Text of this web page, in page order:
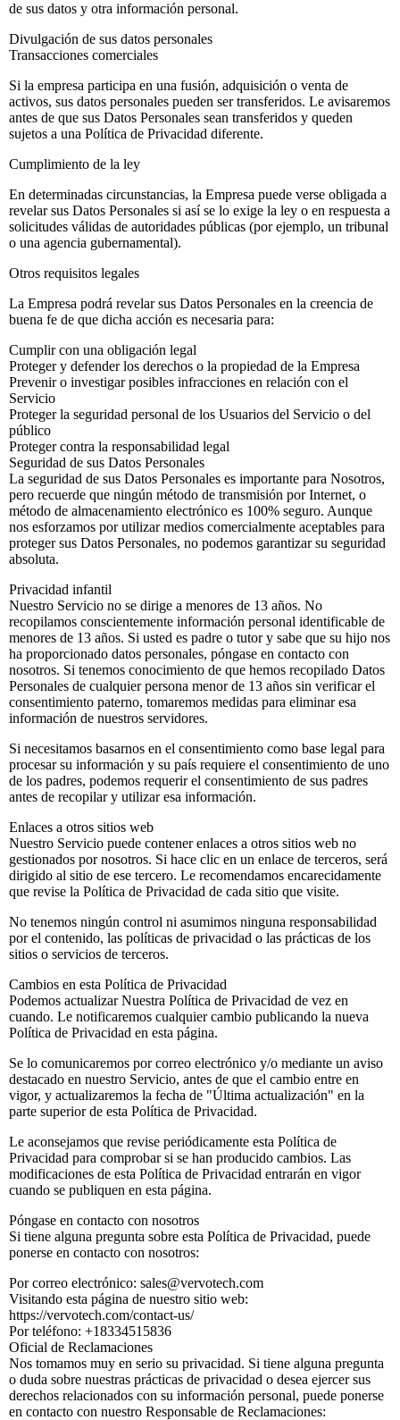
de sus datos y otra información personal.
Divulgación de sus datos personales
Transacciones comerciales
Si la empresa participa en una fusión, adquisición o venta de
activos, sus datos personales pueden ser transferidos. Le avisaremos
antes de que sus Datos Personales sean transferidos y queden
sujetos a una Política de Privacidad diferente.
Cumplimiento de la ley
En determinadas circunstancias, la Empresa puede verse obligada a
revelar sus Datos Personales si así se lo exige la ley o en respuesta a
solicitudes válidas de autoridades públicas (por ejemplo, un tribunal
o una agencia gubernamental).
Otros requisitos legales
La Empresa podrá revelar sus Datos Personales en la creencia de
buena fe de que dicha acción es necesaria para:
Cumplir con una obligación legal
Proteger y defender los derechos o la propiedad de la Empresa
Prevenir o investigar posibles infracciones en relación con el
Servicio
Proteger la seguridad personal de los Usuarios del Servicio o del
público
Proteger contra la responsabilidad legal
Seguridad de sus Datos Personales
La seguridad de sus Datos Personales es importante para Nosotros,
pero recuerde que ningún método de transmisión por Internet, o
método de almacenamiento electrónico es 100% seguro. Aunque
nos esforzamos por utilizar medios comercialmente aceptables para
proteger sus Datos Personales, no podemos garantizar su seguridad
absoluta.
Privacidad infantil
Nuestro Servicio no se dirige a menores de 13 años. No
recopilamos conscientemente información personal identificable de
menores de 13 años. Si usted es padre o tutor y sabe que su hijo nos
ha proporcionado datos personales, póngase en contacto con
nosotros. Si tenemos conocimiento de que hemos recopilado Datos
Personales de cualquier persona menor de 13 años sin verificar el
consentimiento paterno, tomaremos medidas para eliminar esa
información de nuestros servidores.
Si necesitamos basarnos en el consentimiento como base legal para
procesar su información y su país requiere el consentimiento de uno
de los padres, podemos requerir el consentimiento de sus padres
antes de recopilar y utilizar esa información.
Enlaces a otros sitios web
Nuestro Servicio puede contener enlaces a otros sitios web no
gestionados por nosotros. Si hace clic en un enlace de terceros, será
dirigido al sitio de ese tercero. Le recomendamos encarecidamente
que revise la Política de Privacidad de cada sitio que visite.
No tenemos ningún control ni asumimos ninguna responsabilidad
por el contenido, las políticas de privacidad o las prácticas de los
sitios o servicios de terceros.
Cambios en esta Política de Privacidad
Podemos actualizar Nuestra Política de Privacidad de vez en
cuando. Le notificaremos cualquier cambio publicando la nueva
Política de Privacidad en esta página.
Se lo comunicaremos por correo electrónico y/o mediante un aviso
destacado en nuestro Servicio, antes de que el cambio entre en
vigor, y actualizaremos la fecha de "Última actualización" en la
parte superior de esta Política de Privacidad.
Le aconsejamos que revise periódicamente esta Política de
Privacidad para comprobar si se han producido cambios. Las
modificaciones de esta Política de Privacidad entrarán en vigor
cuando se publiquen en esta página.
Póngase en contacto con nosotros
Si tiene alguna pregunta sobre esta Política de Privacidad, puede
ponerse en contacto con nosotros:
Por correo electrónico: sales@vervotech.com
Visitando esta página de nuestro sitio web:
https://vervotech.com/contact-us/
Por teléfono: +18334515836
Oficial de Reclamaciones
Nos tomamos muy en serio su privacidad. Si tiene alguna pregunta
o duda sobre nuestras prácticas de privacidad o desea ejercer sus
derechos relacionados con su información personal, puede ponerse
en contacto con nuestro Responsable de Reclamaciones: